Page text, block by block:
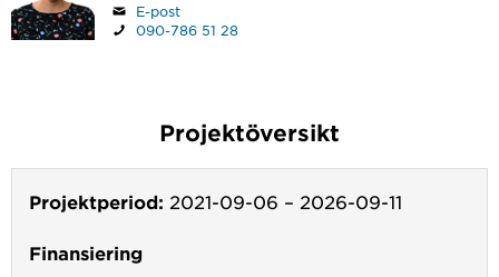
E-post
090-786 51 28
Projektöversikt
Projektperiod: 2021-09-06 – 2026-09-11
Finansiering